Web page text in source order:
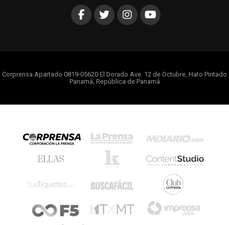
Corprensa Apartado 0819-05620 El Dorado Ave. 12 de Octubre, Hato Pintado
Panamá, República de Panamá